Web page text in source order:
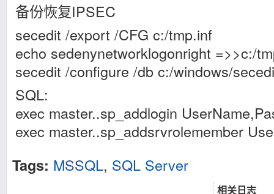
备份恢复IPSEC
secedit /export /CFG c:/tmp.inf
echo sedenynetworklogonright =>>c:/
secedit /configure /db c:/windows/
SQL:
exec master..sp_addlogin
exec master..sp_addsrvrolemember
Tags: MSSQL, SQL Server
相关日志